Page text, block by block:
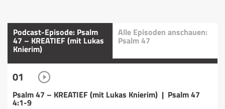
Podcast-Episode: Psalm
47 – KREATIEF (mit Lukas
Knierim)
Alle Episoden anschauen:
Psalm 47
01
Psalm 47 – KREATIEF (mit Lukas Knierim) | Psalm 47
4:1-9